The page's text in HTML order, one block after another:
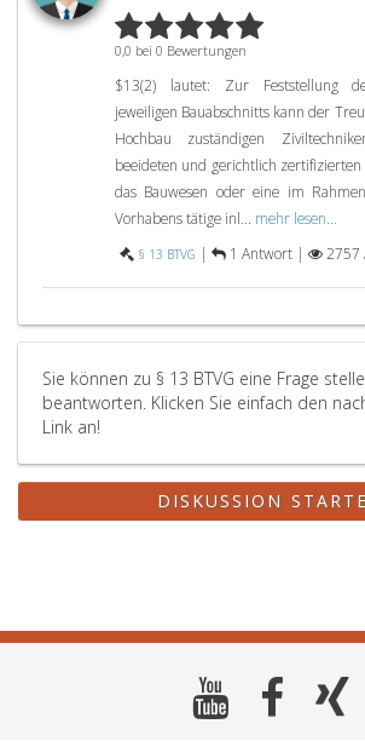
0,0 bei 0 Bewertungen
$13(2) lautet: Zur Feststellung
jeweiligen Bauabschnitts kann der
Hochbau zuständigen
beeideten und gerichtlich zertifizierten
das Bauwesen oder eine im
Vorhabens tätige inl... mehr lesen...
§ 13 BTVG | 1 Antwort | 2757
Sie können zu § 13 BTVG eine Frage
beantworten. Klicken Sie einfach den
Link an!
DISKUSSION